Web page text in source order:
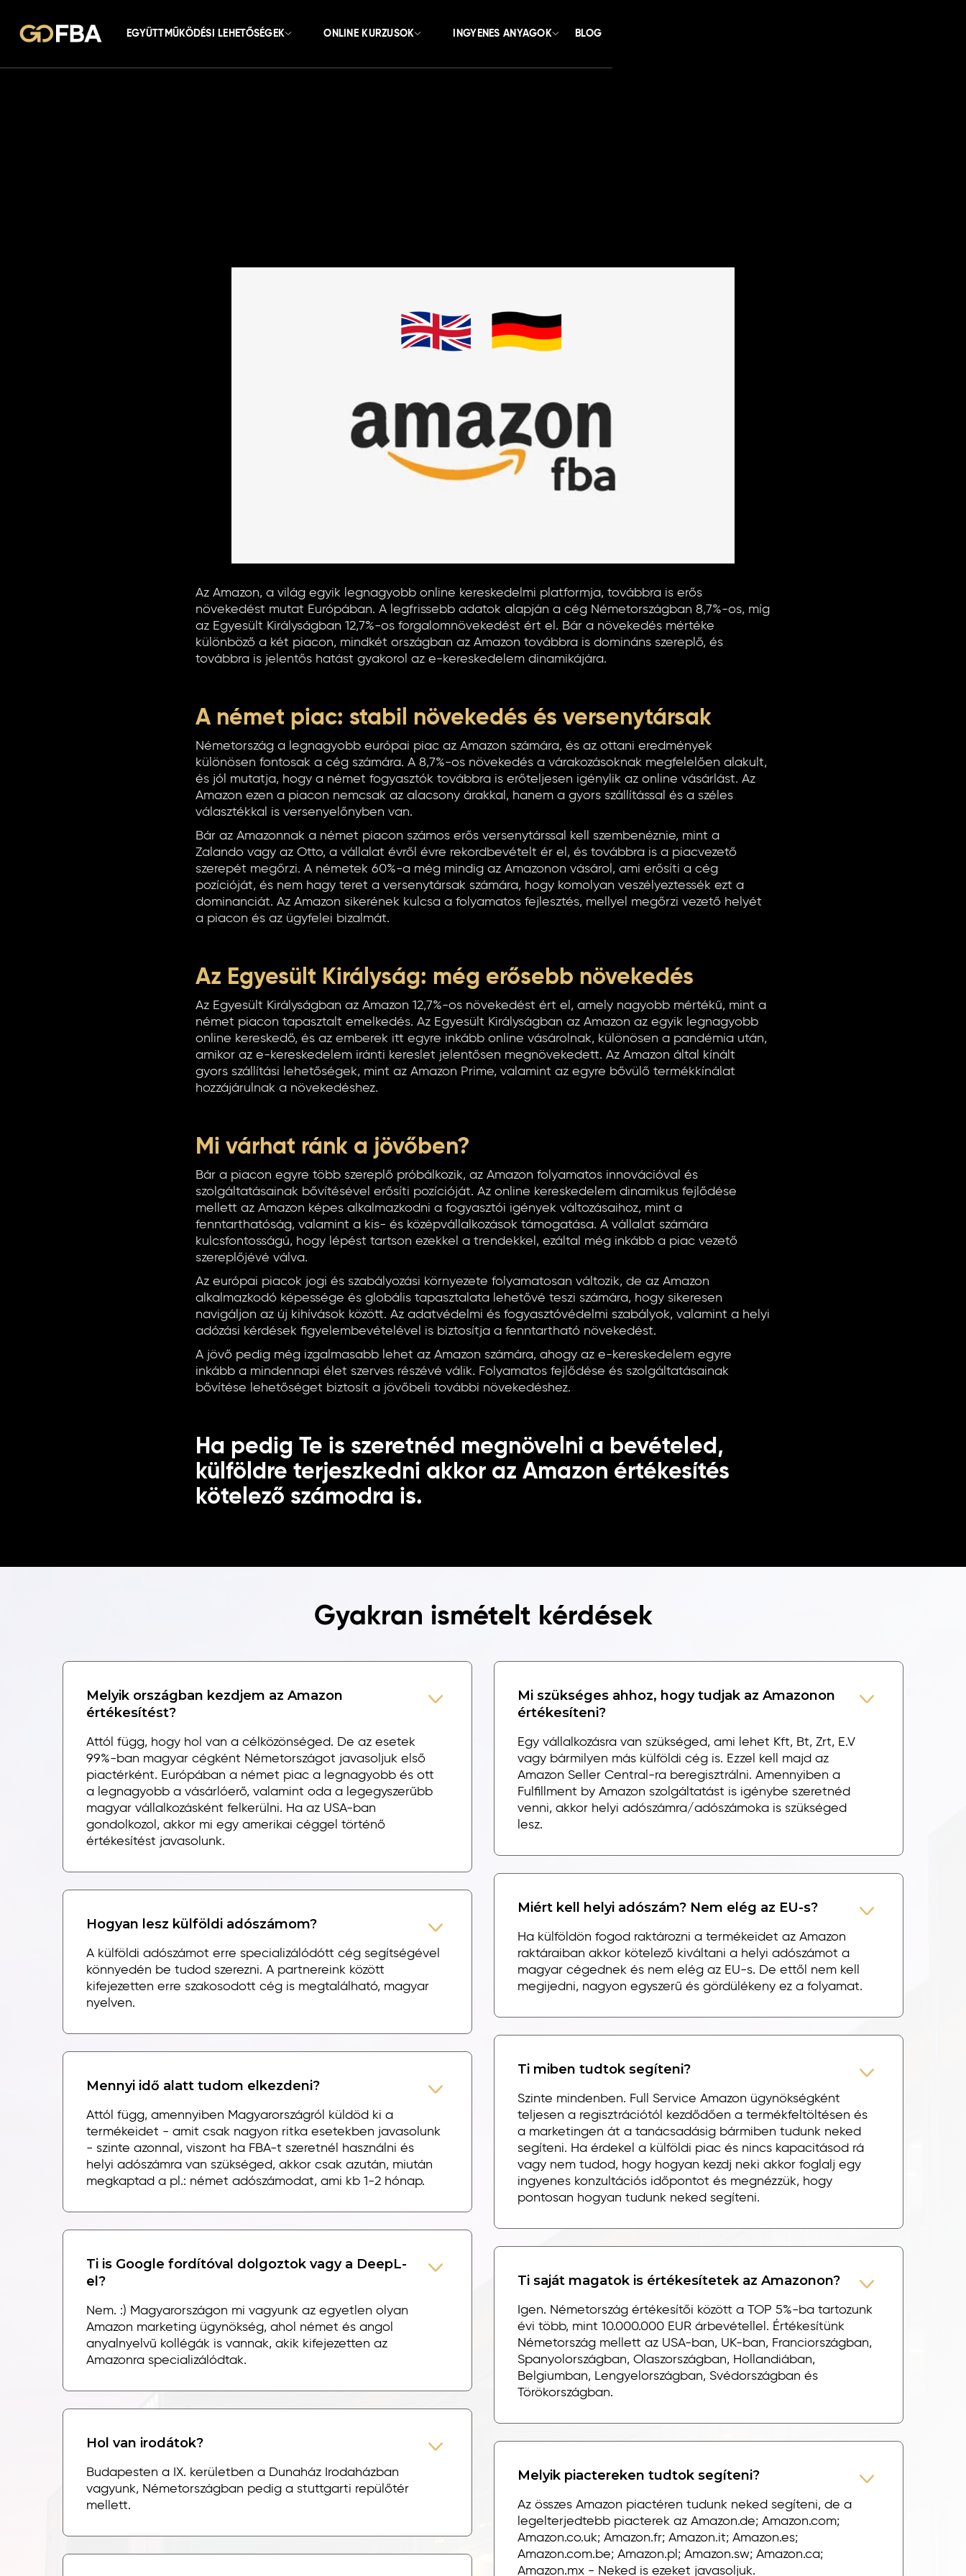
EGYÜTTMŰKÖDÉSI LEHETŐSÉGEK ONLINE KURZUSOK INGYENES ANYAGOK BLOG
Az Amazon, a világ egyik legnagyobb online kereskedelmi platformja, továbbra is erős
növekedést mutat Európában. A legfrissebb adatok alapján a cég Németországban 8,7%-os, míg
az Egyesült Királyságban 12,7%-os forgalomnövekedést ért el. Bár a növekedés mértéke
különböző a két piacon, mindkét országban az Amazon továbbra is domináns szereplő, és
továbbra is jelentős hatást gyakorol az e-kereskedelem dinamikájára.
A német piac: stabil növekedés és versenytársak
Németország a legnagyobb európai piac az Amazon számára, és az ottani eredmények
különösen fontosak a cég számára. A 8,7%-os növekedés a várakozásoknak megfelelően alakult,
és jól mutatja, hogy a német fogyasztók továbbra is erőteljesen igénylik az online vásárlást. Az
Amazon ezen a piacon nemcsak az alacsony árakkal, hanem a gyors szállítással és a széles
választékkal is versenyelőnyben van.
Bár az Amazonnak a német piacon számos erős versenytárssal kell szembenéznie, mint a
Zalando vagy az Otto, a vállalat évről évre rekordbevételt ér el, és továbbra is a piacvezető
szerepét megőrzi. A németek 60%-a még mindig az Amazonon vásárol, ami erősíti a cég
pozícióját, és nem hagy teret a versenytársak számára, hogy komolyan veszélyeztessék ezt a
dominanciát. Az Amazon sikerének kulcsa a folyamatos fejlesztés, mellyel megőrzi vezető helyét
a piacon és az ügyfelei bizalmát.
Az Egyesült Királyság: még erősebb növekedés
Az Egyesült Királyságban az Amazon 12,7%-os növekedést ért el, amely nagyobb mértékű, mint a
német piacon tapasztalt emelkedés. Az Egyesült Királyságban az Amazon az egyik legnagyobb
online kereskedő, és az emberek itt egyre inkább online vásárolnak, különösen a pandémia után,
amikor az e-kereskedelem iránti kereslet jelentősen megnövekedett. Az Amazon által kínált
gyors szállítási lehetőségek, mint az Amazon Prime, valamint az egyre bővülő termékkínálat
hozzájárulnak a növekedéshez.
Mi várhat ránk a jövőben?
Bár a piacon egyre több szereplő próbálkozik, az Amazon folyamatos innovációval és
szolgáltatásainak bővítésével erősíti pozícióját. Az online kereskedelem dinamikus fejlődése
mellett az Amazon képes alkalmazkodni a fogyasztói igények változásaihoz, mint a
fenntarthatóság, valamint a kis- és középvállalkozások támogatása. A vállalat számára
kulcsfontosságú, hogy lépést tartson ezekkel a trendekkel, ezáltal még inkább a piac vezető
szereplőjévé válva.
Az európai piacok jogi és szabályozási környezete folyamatosan változik, de az Amazon
alkalmazkodó képessége és globális tapasztalata lehetővé teszi számára, hogy sikeresen
navigáljon az új kihívások között. Az adatvédelmi és fogyasztóvédelmi szabályok, valamint a helyi
adózási kérdések figyelembevételével is biztosítja a fenntartható növekedést.
A jövő pedig még izgalmasabb lehet az Amazon számára, ahogy az e-kereskedelem egyre
inkább a mindennapi élet szerves részévé válik. Folyamatos fejlődése és szolgáltatásainak
bővítése lehetőséget biztosít a jövőbeli további növekedéshez.
Ha pedig Te is szeretnéd megnövelni a bevételed,
külföldre terjeszkedni akkor az Amazon értékesítés
kötelező számodra is.
Gyakran ismételt kérdések
Melyik országban kezdjem az Amazon
értékesítést?
Attól függ, hogy hol van a célközönséged. De az esetek
99%-ban magyar cégként Németországot javasoljuk első
piactérként. Európában a német piac a legnagyobb és ott
a legnagyobb a vásárlóerő, valamint oda a legegyszerűbb
magyar vállalkozásként felkerülni. Ha az USA-ban
gondolkozol, akkor mi egy amerikai céggel történő
értékesítést javasolunk.
Hogyan lesz külföldi adószámom?
A külföldi adószámot erre specializálódótt cég segítségével
könnyedén be tudod szerezni. A partnereink között
kifejezetten erre szakosodott cég is megtalálható, magyar
nyelven.
Mennyi idő alatt tudom elkezdeni?
Attól függ, amennyiben Magyarországról küldöd ki a
termékeidet - amit csak nagyon ritka esetekben javasolunk
- szinte azonnal, viszont ha FBA-t szeretnél használni és
helyi adószámra van szükséged, akkor csak azután, miután
megkaptad a pl.: német adószámodat, ami kb 1-2 hónap.
Ti is Google fordítóval dolgoztok vagy a DeepL-
el?
Nem. :) Magyarországon mi vagyunk az egyetlen olyan
Amazon marketing ügynökség, ahol német és angol
anyalnyelvű kollégák is vannak, akik kifejezetten az
Amazonra specializálódtak.
Hol van irodátok?
Budapesten a IX. kerületben a Dunaház Irodaházban
vagyunk, Németországban pedig a stuttgarti repülőtér
mellett.
Mi szükséges ahhoz, hogy tudjak az Amazonon
értékesíteni?
Egy vállalkozásra van szükséged, ami lehet Kft, Bt, Zrt, E.V
vagy bármilyen más külföldi cég is. Ezzel kell majd az
Amazon Seller Central-ra beregisztrálni. Amennyiben a
Fulfillment by Amazon szolgáltatást is igénybe szeretnéd
venni, akkor helyi adószámra/adószámoka is szükséged
lesz.
Miért kell helyi adószám? Nem elég az EU-s?
Ha külföldön fogod raktározni a termékeidet az Amazon
raktáraiban akkor kötelező kiváltani a helyi adószámot a
magyar cégednek és nem elég az EU-s. De ettől nem kell
megijedni, nagyon egyszerű és gördülékeny ez a folyamat.
Ti miben tudtok segíteni?
Szinte mindenben. Full Service Amazon ügynökségként
teljesen a regisztrációtól kezdődően a termékfeltöltésen és
a marketingen át a tanácsadásig bármiben tudunk neked
segíteni. Ha érdekel a külföldi piac és nincs kapacitásod rá
vagy nem tudod, hogy hogyan kezdj neki akkor foglalj egy
ingyenes konzultációs időpontot és megnézzük, hogy
pontosan hogyan tudunk neked segíteni.
Ti saját magatok is értékesítetek az Amazonon?
Igen. Németország értékesítői között a TOP 5%-ba tartozunk
évi több, mint 10.000.000 EUR árbevétellel. Értékesítünk
Németország mellett az USA-ban, UK-ban, Franciországban,
Spanyolországban, Olaszországban, Hollandiában,
Belgiumban, Lengyelországban, Svédországban és
Törökországban.
Melyik piactereken tudtok segíteni?
Az összes Amazon piactéren tudunk neked segíteni, de a
legelterjedtebb piacterek az Amazon.de; Amazon.com;
Amazon.co.uk; Amazon.fr; Amazon.it; Amazon.es;
Amazon.com.be; Amazon.pl; Amazon.sw; Amazon.ca;
Amazon.mx - Neked is ezeket javasoljuk.